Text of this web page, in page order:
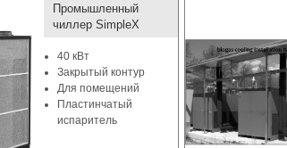
Промышленный
чиллер SimpleX
40 кВт
Закрытый контур
Для помещений
Пластинчатый
испаритель